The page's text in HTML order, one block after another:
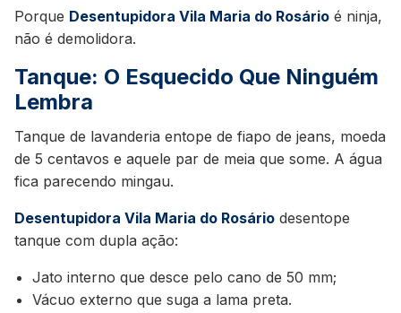
Porque Desentupidora Vila Maria do Rosário é ninja,
não é demolidora.
Tanque: O Esquecido Que Ninguém
Lembra
Tanque de lavanderia entope de fiapo de jeans, moeda
de 5 centavos e aquele par de meia que some. A água
fica parecendo mingau.
Desentupidora Vila Maria do Rosário desentope
tanque com dupla ação:
Jato interno que desce pelo cano de 50 mm;
Vácuo externo que suga a lama preta.